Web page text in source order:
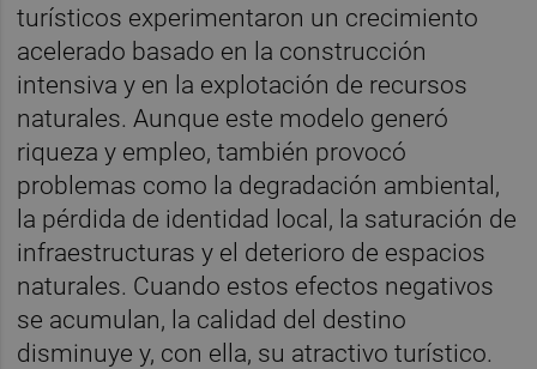
turísticos experimentaron un crecimiento
acelerado basado en la construcción
intensiva y en la explotación de recursos
naturales. Aunque este modelo generó
riqueza y empleo, también provocó
problemas como la degradación ambiental,
la pérdida de identidad local, la saturación de
infraestructuras y el deterioro de espacios
naturales. Cuando estos efectos negativos
se acumulan, la calidad del destino
disminuye y, con ella, su atractivo turístico.